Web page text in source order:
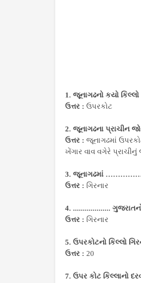
1. જૂનાગઢનો કયો
ઉત્તર : ઉપરકોટ
2. જૂનાગઢના પ્રાચીન
ઉત્તર : જૂનાગઢમાં
ખેંગાર વાવ વગેરે
3. જૂનાગઢમાં
ઉત્તર : ગિરનાર
4. ...................
ઉત્તર : ગિરનાર
5. ઉપરકોટનો કિલ્લો
ઉત્તર : 20
7. ઉપર કોટ કિલ્લાનો